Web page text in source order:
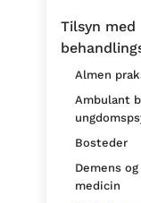
Tilsyn med
Almen
Ambulant
Bosteder
Demens
medicin